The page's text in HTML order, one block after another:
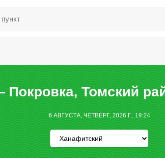
Томский
6 АВГУСТА, ЧЕТВЕРГ, 2026 Г., 19:24